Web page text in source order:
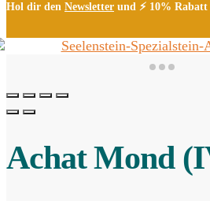
Hol dir den Newsletter und ⚡ 10%
Achat Mond